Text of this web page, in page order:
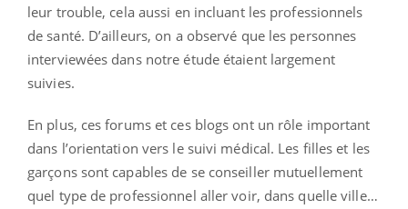
leur trouble, cela aussi en incluant les professionnels
de santé. D’ailleurs, on a observé que les personnes
interviewées dans notre étude étaient largement
suivies.
En plus, ces forums et ces blogs ont un rôle important
dans l’orientation vers le suivi médical. Les filles et les
garçons sont capables de se conseiller mutuellement
quel type de professionnel aller voir, dans quelle ville…